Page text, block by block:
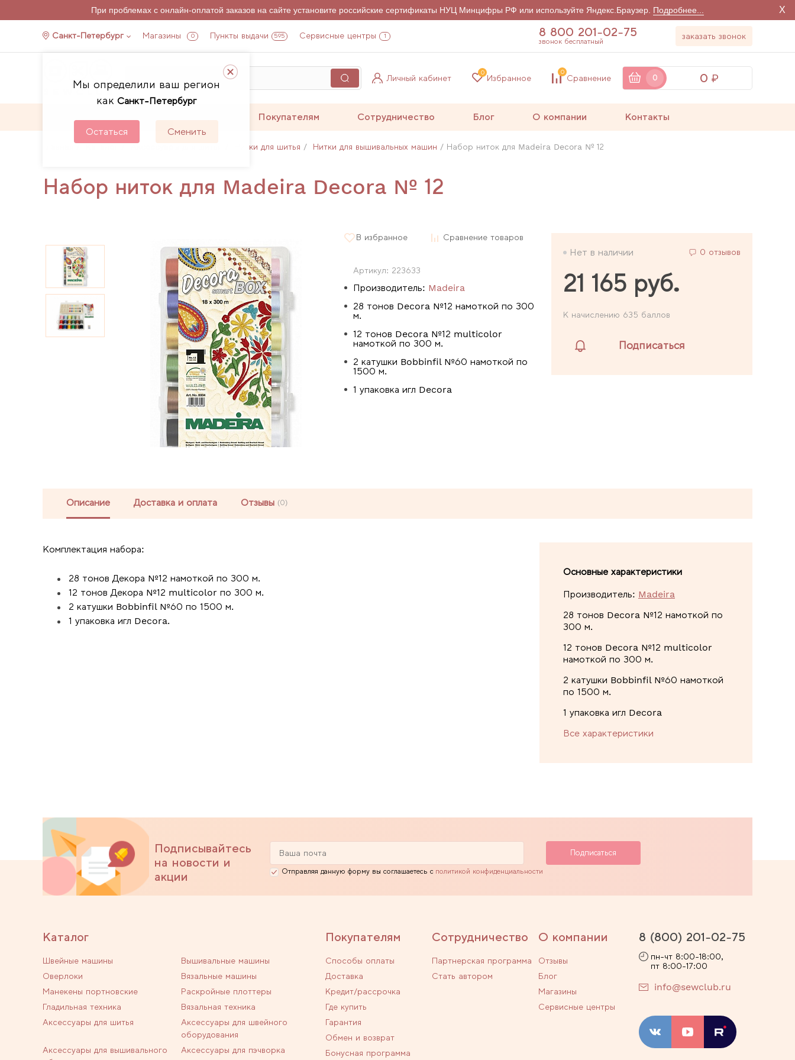
При проблемах с онлайн-оплатой заказов на сайте установите российские сертификаты НУЦ Минцифры РФ или используйте Яндекс.Браузер. Подробнее... X
Санкт-Петербург Магазины 0 Пункты выдачи 595 Сервисные центры 1
Мы определили ваш регион
как Санкт-Петербург
Остаться Сменить
8 800 201-02-75
звонок бесплатный
заказать звонок
Личный кабинет Избранное
0
Сравнение
0
0 0
Покупателям Сотрудничество Блог О компании Контакты
Каталог Аксессуары для шитья Нитки для шитья Нитки для вышивальных машин Набор ниток для Madeira Decora № 12
Набор ниток для Madeira Decora № 12
В избранное Сравнение товаров
Артикул: 223633
Производитель: Madeira
28 тонов Decora №12 намоткой по 300
м.
12 тонов Decora №12 multicolor
намоткой по 300 м.
2 катушки Bobbinfil №60 намоткой по
1500 м.
1 упаковка игл Decora
Нет в наличии 0 отзывов
21 165 руб.
К начислению 635 баллов
Подписаться
Описание Доставка и оплата Отзывы (0)
Комплектация набора:
28 тонов Декора №12 намоткой по 300 м.
12 тонов Декора №12 multicolor по 300 м.
2 катушки Bobbinfil №60 по 1500 м.
1 упаковка игл Decora.
Основные характеристики
Производитель: Madeira
28 тонов Decora №12 намоткой по
300 м.
12 тонов Decora №12 multicolor
намоткой по 300 м.
2 катушки Bobbinfil №60 намоткой
по 1500 м.
1 упаковка игл Decora
Все характеристики
Подписывайтесь
на новости и
акции
Отправляя данную форму вы соглашаетесь с политикой конфиденциальности
Каталог
Швейные машины
Вышивальные машины
Оверлоки
Вязальные машины
Манекены портновские
Раскройные плоттеры
Гладильная техника
Вязальная техника
Аксессуары для шитья
Аксессуары для швейного
оборудования
Аксессуары для вышивального
Аксессуары для пэчворка
Покупателям
Способы оплаты
Доставка
Кредит/рассрочка
Где купить
Гарантия
Обмен и возврат
Бонусная программа
Сотрудничество
Партнерская программа
Стать автором
О компании
Отзывы
Блог
Магазины
Сервисные центры
8 (800) 201-02-75
пн-чт 8:00-18:00,
пт 8:00-17:00
info@sewclub.ru